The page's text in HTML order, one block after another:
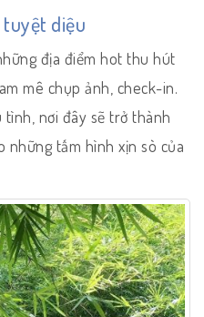
diệu
địa điểm hot thu hút
mê chụp ảnh, check-in.
nơi đây sẽ trở thành
những tấm hình xịn sò của